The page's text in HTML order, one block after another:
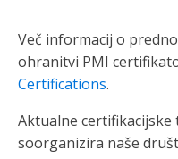
Več informacij o
ohranitvi PMI
Certifications.
Aktualne certifikacijske
soorganizira naše